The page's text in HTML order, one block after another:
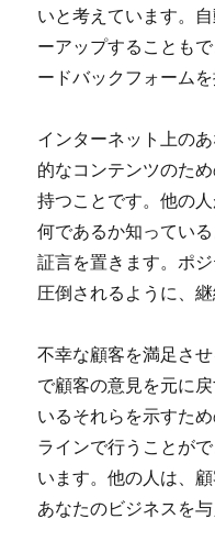
いと考えています。
ーアップすることも
ードバックフォーム
インターネット上の
的なコンテンツのた
持つことです。他の
何であるか知ってい
証言を置きます。ポ
圧倒されるように、
不幸な顧客を満足さ
で顧客の意見を元に
いるそれらを示すた
ラインで行うことが
います。他の人は、
あなたのビジネスを